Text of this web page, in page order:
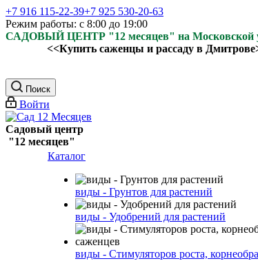
+7 916 115-22-39+7 925 530-20-63
Режим работы: с 8:00 до 19:00
САДОВЫЙ ЦЕНТР "12 месяцев" на Московской
<<Купить саженцы и рассаду в
Поиск
Войти
Садовый центр
"12 месяцев"
Каталог
виды - Грунтов для растений
виды - Удобрений для растений
виды - Стимуляторов роста,